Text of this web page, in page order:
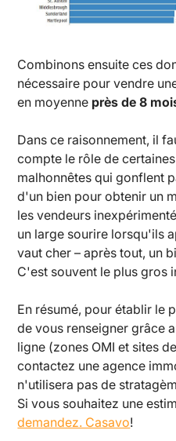
Combinons ensuite ces
nécessaire pour vendre
en moyenne près de 8
Dans ce raisonnement, il
compte le rôle de
malhonnêtes qui gonflent
d'un bien pour obtenir un
les vendeurs
un large sourire lorsqu'ils
vaut cher – après tout, un
C'est souvent le plus gros
En résumé, pour établir le
de vous renseigner grâce
ligne (zones OMI et sites
contactez une agence
n'utilisera pas de
Si vous souhaitez une
demandez. Casavo!